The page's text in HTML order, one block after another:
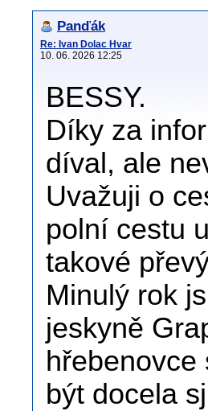
Panďák
Re: Ivan Dolac Hvar
10. 06. 2026 12:25
BESSY.
Díky za
díval, ale
Uvažuji o
polní cestu
takové
Minulý rok
jeskyně
být docela